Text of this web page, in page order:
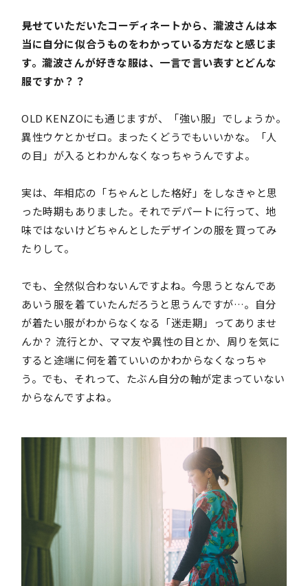
――見せていただいたコーディネートから、瀧波さんは本
当に自分に似合うものをわかっている方だなと感じま
す。瀧波さんが好きな服は、一言で言い表すとどんな
服ですか？？
OLD KENZOにも通じますが、「強い服」でしょうか。
異性ウケとかゼロ。まったくどうでもいいかな。「人
の目」が入るとわかんなくなっちゃうんですよ。
実は、年相応の「ちゃんとした格好」をしなきゃと思
った時期もありました。それでデパートに行って、地
味ではないけどちゃんとしたデザインの服を買ってみ
たりして。
でも、全然似合わないんですよね。今思うとなんであ
あいう服を着ていたんだろうと思うんですが…。自分
が着たい服がわからなくなる「迷走期」ってありませ
んか？ 流行とか、ママ友や異性の目とか、周りを気に
すると途端に何を着ていいのかわからなくなっちゃ
う。でも、それって、たぶん自分の軸が定まっていない
からなんですよね。